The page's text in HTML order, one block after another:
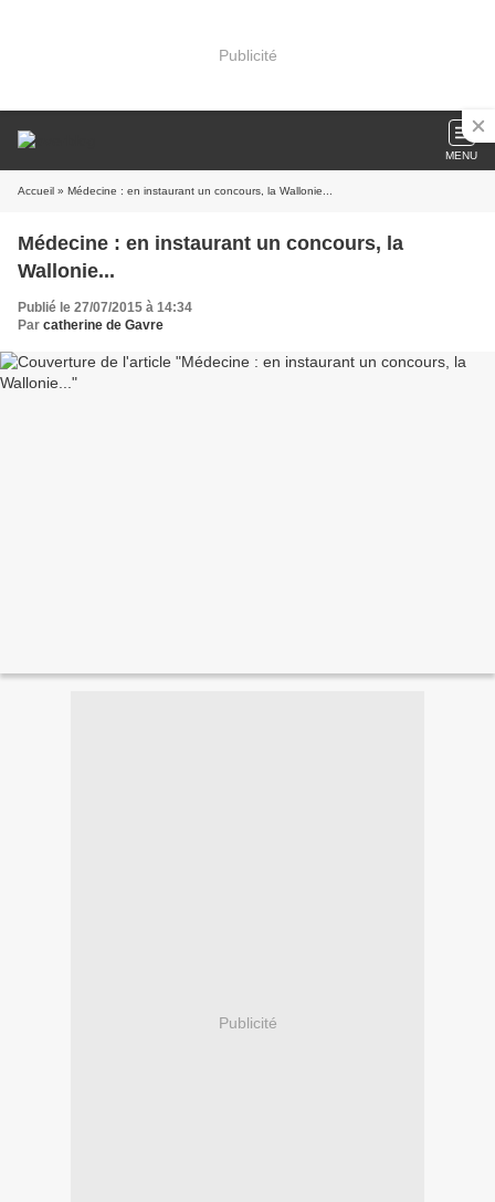
Publicité
MENU
Accueil » Médecine : en instaurant un concours, la Wallonie...
Médecine : en instaurant un concours, la
Wallonie...
Publié le 27/07/2015 à 14:34
Par catherine de Gavre
Publicité